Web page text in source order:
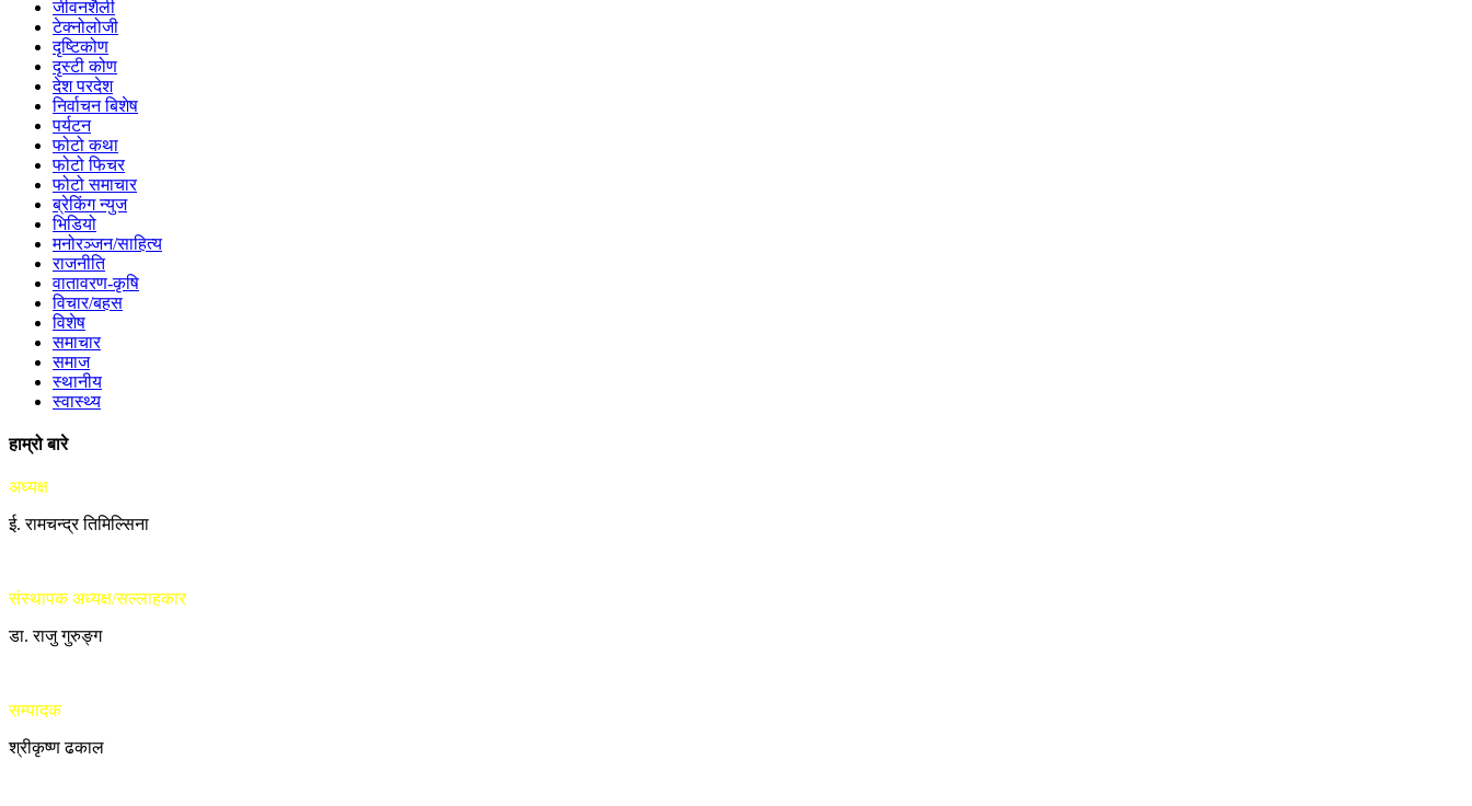
जीवनशैली
टेक्नोलोजी
दृष्टिकोण
दृस्टी कोण
देश परदेश
निर्वाचन बिशेष
पर्यटन
फोटो कथा
फोटो फिचर
फोटो समाचार
ब्रेकिंग न्युज
भिडियो
मनोरञ्जन/साहित्य
राजनीति
वातावरण-कृषि
विचार/बहस
विशेष
समाचार
समाज
स्थानीय
स्वास्थ्य
हाम्रो बारे
अध्यक्ष
ई. रामचन्द्र तिमिल्सिना
संस्थापक अध्यक्ष/सल्लाहकार
डा. राजु गुरुङ्ग
सम्पादक
श्रीकृष्ण ढकाल